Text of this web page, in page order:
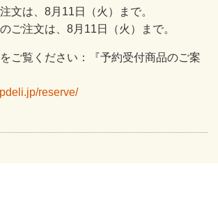
文は、8月11日（火）まで。
ご注文は、8月11日（火）まで。
ご覧ください：『予約受付商品のご案
reserve/